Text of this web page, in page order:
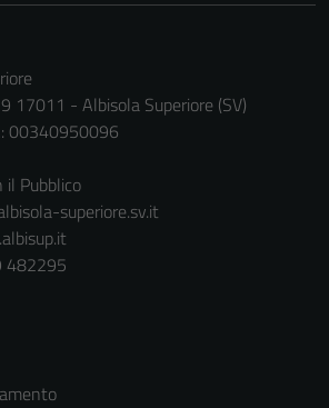
17011 - Albisola Superiore (SV)
00340950096
il Pubblico
superiore.sv.it
482295
Questi cookie
funzionamento
del sito e non
disabilitati.